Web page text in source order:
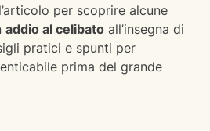
per scoprire alcune
addio al celibato all’insegna di
pratici e spunti per
prima del grande